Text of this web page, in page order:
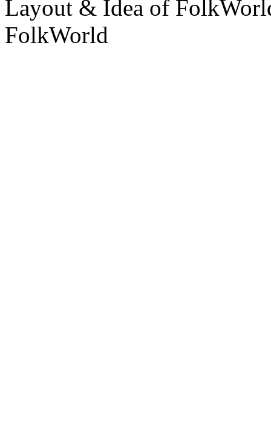
Layout & Idea of
FolkWorld